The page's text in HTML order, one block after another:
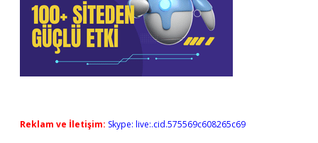
Reklam ve İletişim: Skype: live:.cid.575569c608265c69